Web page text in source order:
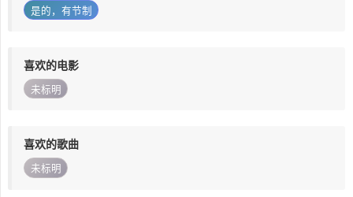
是的，有节制
喜欢的电影
未标明
喜欢的歌曲
未标明